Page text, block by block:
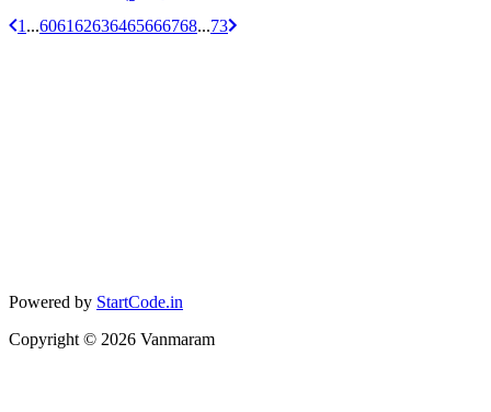
1 ...606162636465666768...73
Powered by StartCode.in
Copyright © 2026 Vanmaram